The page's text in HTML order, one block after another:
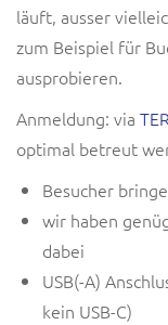
läuft, ausser
zum Beispiel für
ausprobieren.
Anmeldung: via
optimal betreut
Besucher
wir haben
dabei
USB(-A)
kein USB-C)